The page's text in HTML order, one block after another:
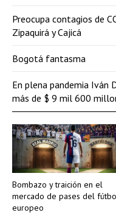
Bombazo y traición en el
mercado de pases del
europeo
Preocupa contagios de
Zipaquirá y Cajicá
Bogotá fantasma
En plena pandemia Iván
más de $ 9 mil 600